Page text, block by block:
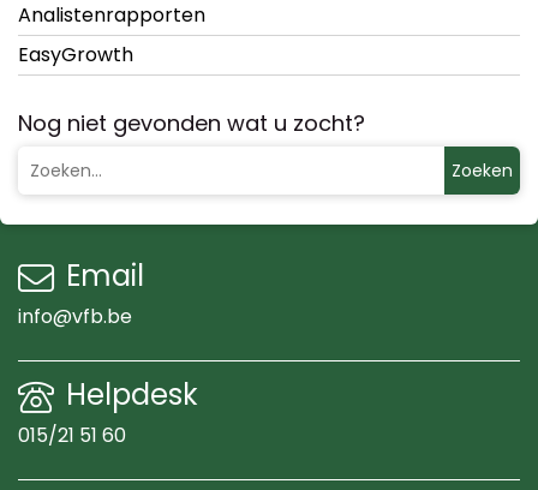
Analistenrapporten
EasyGrowth
Nog niet gevonden wat u zocht?
Zoeken
Email
info@vfb.be
Helpdesk
015/21 51 60